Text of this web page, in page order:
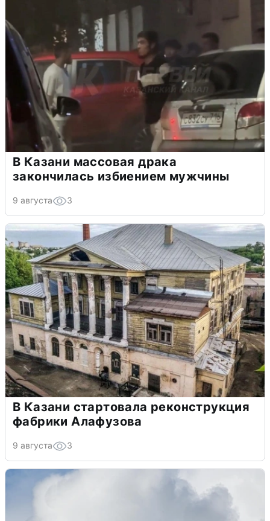
В Казани массовая драка
закончилась избиением мужчины
9 августа 3
В Казани стартовала реконструкция
фабрики Алафузова
9 августа 3